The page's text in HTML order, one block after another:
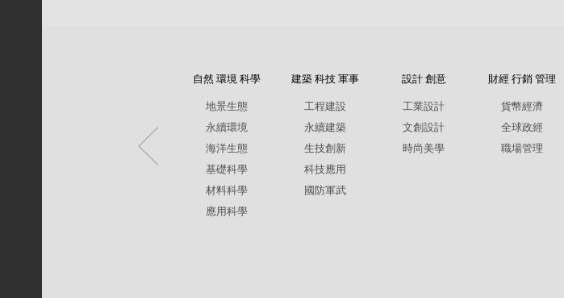
自然 環境 科學
地景生態
永續環境
海洋生態
基礎科學
材料科學
應用科學
建築 科技 軍事
工程建設
永續建築
生技創新
科技應用
國防軍武
設計 創意
工業設計
文創設計
時尚美學
財經 行銷 管理
貨幣經濟
全球政經
職場管理